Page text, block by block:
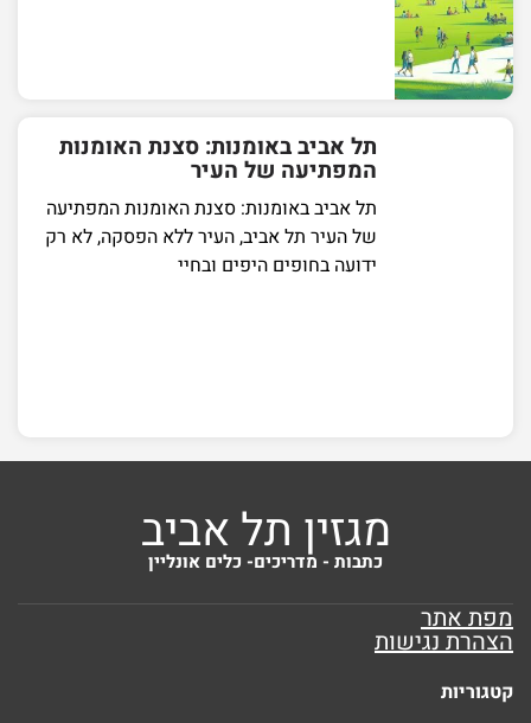
תל אביב באומנות: סצנת האומנות
המפתיעה של העיר
תל אביב באומנות: סצנת האומנות המפתיעה
של העיר תל אביב, העיר ללא הפסקה, לא רק
ידועה בחופים היפים ובחיי
מגזין תל אביב
כתבות - מדריכים- כלים אונליין
מפת אתר
הצהרת נגישות
קטגוריות